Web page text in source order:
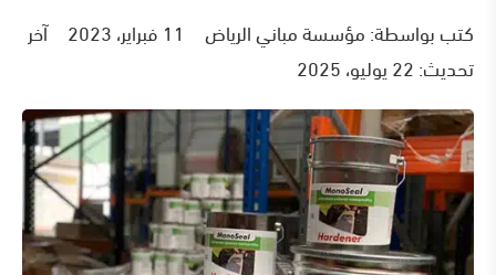
المدونة
بنا
كتب بواسطة: مؤسسة مباني الرياض 11 فبراير، 2023
آخر
تحديث: 22 يوليو، 2025